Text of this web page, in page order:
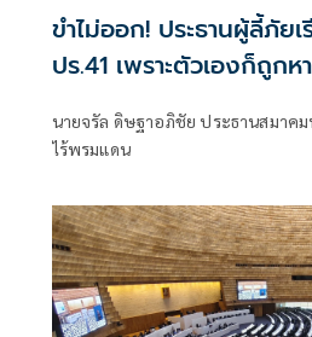
ขำไม่ออก! ประธานผู้ลี้ภัย
ปร.41 เพราะตัวเองก็ถูก
นายจรัล ดิษฐาอภิชัย ประธานสมาค
ไร้พรมแดน